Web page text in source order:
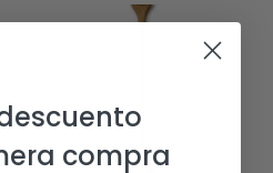
Remo
Patagonia
compra